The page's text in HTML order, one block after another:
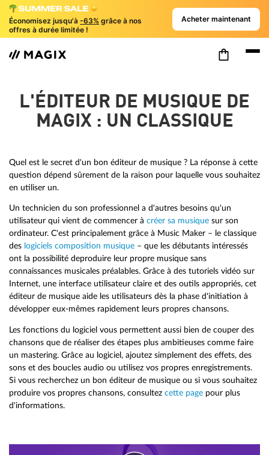
Économisez jusqu'à -63% grâce à nos
offres à durée limitée !
Acheter maintenant
L'ÉDITEUR DE MUSIQUE DE
MAGIX : UN CLASSIQUE
Quel est le secret d'un bon éditeur de musique ? La réponse à cette
question dépend sûrement de la raison pour laquelle vous souhaitez
en utiliser un.
Un technicien du son professionnel a d'autres besoins qu'un
utilisateur qui vient de commencer à créer sa musique sur son
ordinateur. C'est principalement grâce à Music Maker – le classique
des logiciels composition musique – que les débutants intéressés
ont la possibilité deproduire leur propre musique sans
connaissances musicales préalables. Grâce à des tutoriels vidéo sur
Internet, une interface utilisateur claire et des outils appropriés, cet
éditeur de musique aide les utilisateurs dès la phase d'initiation à
développer eux-mêmes rapidement leurs propres chansons.
Les fonctions du logiciel vous permettent aussi bien de couper des
chansons que de réaliser des étapes plus ambitieuses comme faire
un mastering. Grâce au logiciel, ajoutez simplement des effets, des
sons et des boucles audio ou utilisez vos propres enregistrements.
Si vous recherchez un bon éditeur de musique ou si vous souhaitez
produire vos propres chansons, consultez cette page pour plus
d'informations.